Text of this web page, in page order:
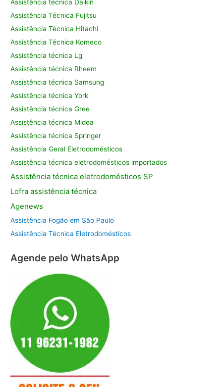
Assistência técnica Daikin
Assistência Técnica Fujitsu
Assistência Técnica Hitachi
Assistência Técnica Komeco
Assistência técnica Lg
Assistência técnica Rheem
Assistência técnica Samsung
Assistência técnica York
Assistência técnica Gree
Assistência técnica Midea
Assistência técnica Springer
Assistência Geral Eletrodomésticos
Assistência técnica eletrodomésticos importados
Assistência técnica eletrodomésticos SP
Lofra assistênciatécnica
Agenews
Assistência Fogão em São Paulo
Assistência Técnica Eletrodomésticos
Agende pelo WhatsApp